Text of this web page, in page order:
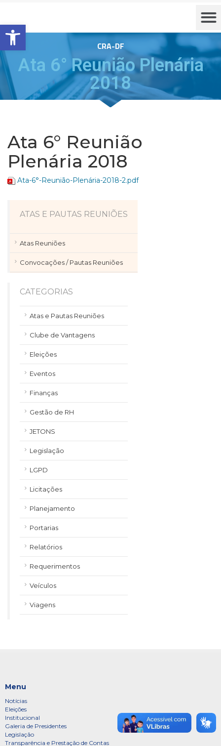
Barra de Ferramentas Aberta
CRA-DF
Ata 6° Reunião Plenária
2018
Ata 6° Reunião
Plenária 2018
Ata-6°-Reunião-Plenária-2018-2.pdf
ATAS E PAUTAS REUNIÕES
Atas Reuniões
Convocações / Pautas Reuniões
CATEGORIAS
Atas e Pautas Reuniões
Clube de Vantagens
Eleições
Eventos
Finanças
Gestão de RH
JETONS
Legislação
LGPD
Licitações
Planejamento
Portarias
Relatórios
Requerimentos
Veículos
Viagens
Menu
Notícias
Eleições
Institucional
Galeria de Presidentes
Legislação
Transparência e Prestação de Contas